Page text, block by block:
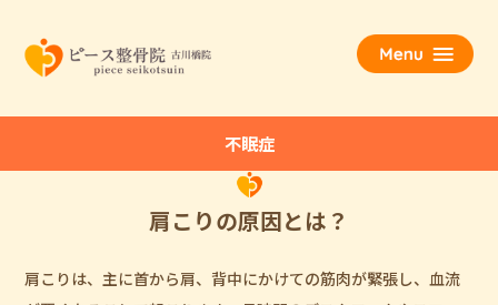
不眠症
肩こりの原因とは？
肩こりは、主に首から肩、背中にかけての筋肉が緊張し、血流